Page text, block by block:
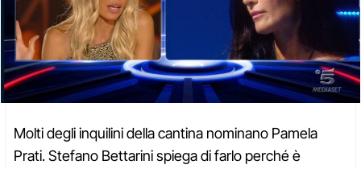
Molti degli inquilini della cantina nominano Pamela
Prati. Stefano Bettarini spiega di farlo perché è